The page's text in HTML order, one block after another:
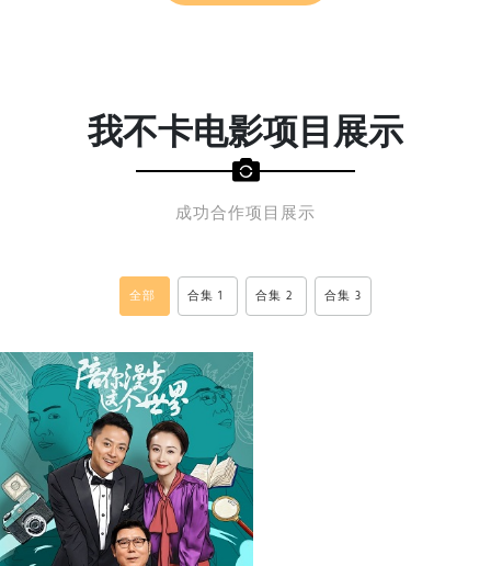
我不卡电影项目展示
成功合作项目展示
全部 合集 1 合集 2 合集 3